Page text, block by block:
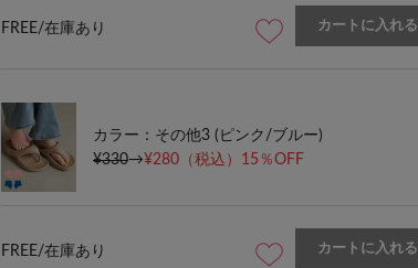
FREE/在庫あり カートに入れる
カラー：その他3 (ピンク/ブルー)
¥330→¥280 （税込）15％OFF
FREE/在庫あり カートに入れる